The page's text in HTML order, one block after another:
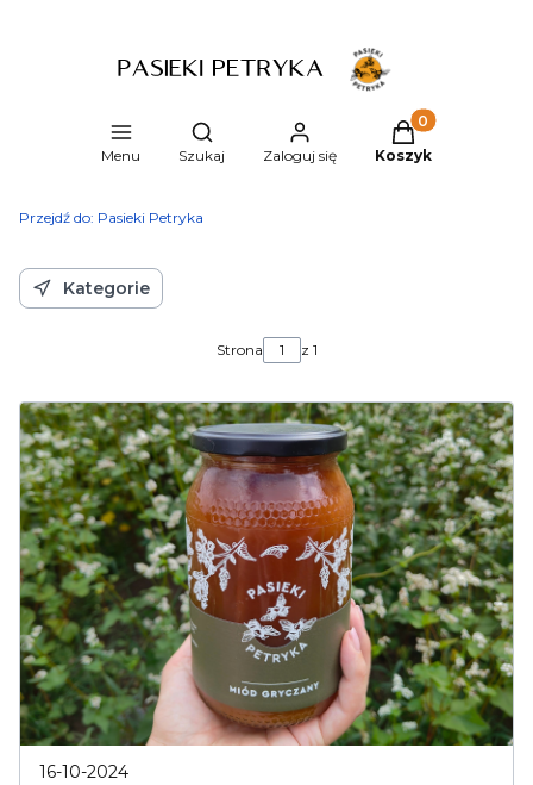
Menu
Otwórz wyszukiwarkę
Szukaj Zaloguj się
Produkty w
Koszyk
Przejdź do: Pasieki Petryka
Kategorie
Strona z 1
16-10-2024